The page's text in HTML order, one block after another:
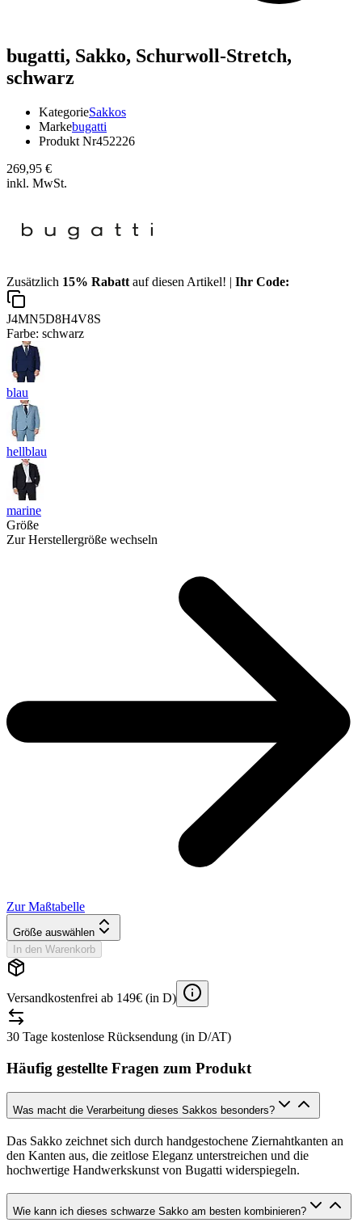
bugatti, Sakko, Schurwoll-Stretch,
schwarz
KategorieSakkos
Markebugatti
Produkt Nr452226
269,95 €
inkl. MwSt.
Zusätzlich 15% Rabatt auf diesen Artikel! | Ihr Code:
J4MN5D8H4V8S
Farbe: schwarz
blau
hellblau
marine
Größe
Zur Herstellergröße wechseln
Zur Maßtabelle
Größe auswählen
In den Warenkorb
Versandkostenfrei ab 149€ (in D)
30 Tage kostenlose Rücksendung (in D/AT)
Häufig gestellte Fragen zum Produkt
Was macht die Verarbeitung dieses Sakkos besonders?
Das Sakko zeichnet sich durch handgestochene Ziernahtkanten an
den Kanten aus, die zeitlose Eleganz unterstreichen und die
hochwertige Handwerkskunst von Bugatti widerspiegeln.
Wie kann ich dieses schwarze Sakko am besten kombinieren?